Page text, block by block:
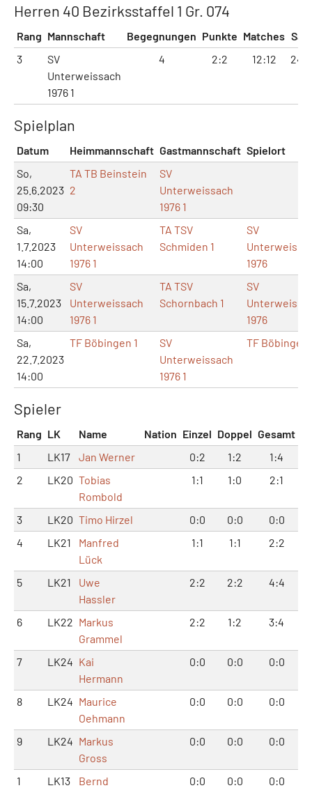
Herren 40 Bezirksstaffel 1 Gr. 074
Rang Mannschaft Begegnungen Punkte Matches
3
SV
Unterweissach
1976 1
4 2:2 12:12
Spielplan
Datum Heimmannschaft Gastmannschaft Spielort
So,
25.6.2023
09:30
TA TB Beinstein
2
SV
Unterweissach
1976 1
Sa,
1.7.2023
14:00
SV
Unterweissach
1976 1
TA TSV
Schmiden 1
SV
1976
Sa,
15.7.2023
14:00
SV
Unterweissach
1976 1
TA TSV
Schornbach 1
SV
1976
Sa,
22.7.2023
14:00
TF Böbingen 1
SV
Unterweissach
1976 1
TF Böbingen
Spieler
Rang LK Name Nation Einzel Doppel Gesamt
1
LK17 Jan Werner 0:2 1:2
1:4
2
LK20 Tobias
Rombold
1:1 1:0 2:1
3 LK20 Timo Hirzel 0:0 0:0
0:0
4
LK21
Manfred
Lück
1:1 1:1 2:2
5 LK21
Uwe
Hassler
2:2 2:2 4:4
6 LK22 Markus
Grammel
2:2 1:2 3:4
7 LK24 Kai
Hermann
0:0 0:0 0:0
8 LK24 Maurice
Oehmann
0:0 0:0 0:0
9 LK24 Markus
Gross
0:0 0:0 0:0
1 LK13
Bernd
0:0 0:0 0:0